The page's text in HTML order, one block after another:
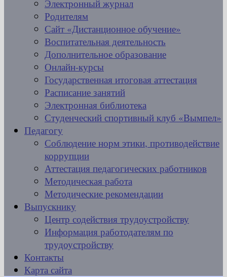
Электронный журнал
Родителям
Сайт «Дистанционное обучение»
Воспитательная деятельность
Дополнительное образование
Онлайн-курсы
Государственная итоговая аттестация
Расписание занятий
Электронная библиотека
Студенческий спортивный клуб «Вымпел»
Педагогу
Соблюдение норм этики, противодействие
коррупции
Аттестация педагогических работников
Методическая работа
Методические рекомендации
Выпускнику
Центр содействия трудоустройству
Информация работодателям по
трудоустройству
Контакты
Карта сайта